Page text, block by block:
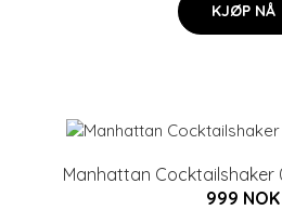
KJØP NÅ
Manhattan Cocktailshaker
999 NOK